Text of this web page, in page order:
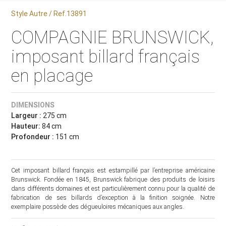
Style Autre / Ref.13891
COMPAGNIE BRUNSWICK,
imposant billard français
en placage
DIMENSIONS
Largeur : 275 cm
Hauteur: 84 cm
Profondeur : 151 cm
Cet imposant billard français est estampillé par l’entreprise américaine
Brunswick. Fondée en 1845, Brunswick fabrique des produits de loisirs
dans différents domaines et est particulièrement connu pour la qualité de
fabrication de ses billards d’exception à la finition soignée. Notre
exemplaire possède des dégueuloires mécaniques aux angles.